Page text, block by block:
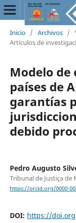
Inicio / Archivos /
Artículos de
Modelo
países de
garantías
debido
Pedro Augusto
Tribunal de Justiça de
https://orcid.org/0000-
DOI: https://